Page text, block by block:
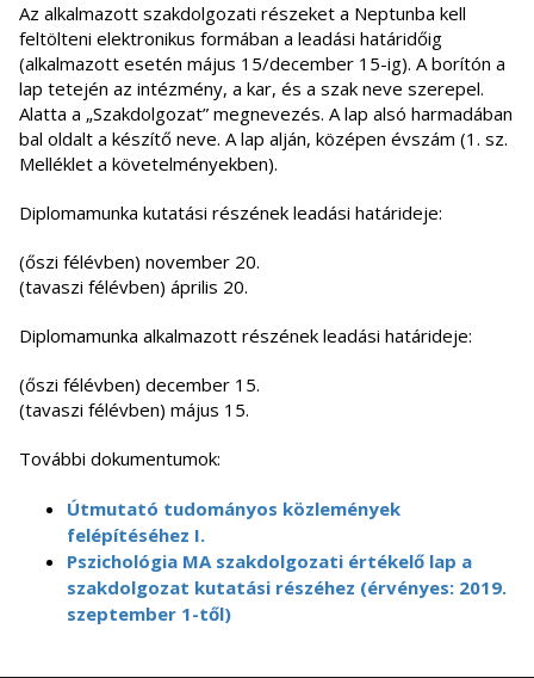
Az alkalmazott szakdolgozati részeket a Neptunba kell
feltölteni elektronikus formában a leadási határidőig
(alkalmazott esetén május 15/december 15-ig). A borítón a
lap tetején az intézmény, a kar, és a szak neve szerepel.
Alatta a „Szakdolgozat” megnevezés. A lap alsó harmadában
bal oldalt a készítő neve. A lap alján, középen évszám (1. sz.
Melléklet a követelményekben).
Diplomamunka kutatási részének leadási határideje:
(őszi félévben) november 20.
(tavaszi félévben) április 20.
Diplomamunka alkalmazott részének leadási határideje:
(őszi félévben) december 15.
(tavaszi félévben) május 15.
További dokumentumok:
Útmutató tudományos közlemények
felépítéséhez I.
Pszichológia MA szakdolgozati értékelő lap a
szakdolgozat kutatási részéhez (érvényes: 2019.
szeptember 1-től)